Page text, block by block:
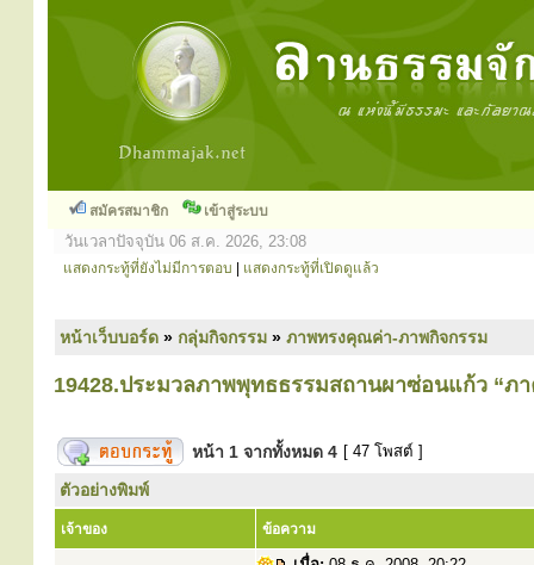
สมัครสมาชิก เข้าสู่ระบบ
วันเวลาปัจจุบัน 06 ส.ค. 2026, 23:08
แสดงกระทู้ที่ยังไม่มีการตอบ แสดงกระทู้ที่เปิดดูแล้ว
หน้าเว็บบอร์ด » กลุ่มกิจกรรม » ภาพทรงคุณค่า-ภาพกิจกรรม
19428.ประมวลภาพพุทธธรรมสถานผาซ่อนแก้ว “ภา
หน้า 1 จากทั้งหมด 4 [ 47 โพสต์ ]
ตัวอย่างพิมพ์
เจ้าของ ข้อความ